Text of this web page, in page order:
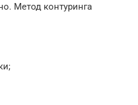
Метод контуринга